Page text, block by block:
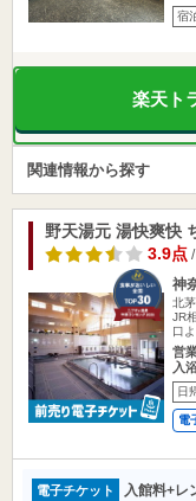
宿
楽天ト
関連情報から探す
野天湯元 湯快爽快
3.9点/
神
北
JR
口
営
入
日
電
電子チケット 入館料+レ